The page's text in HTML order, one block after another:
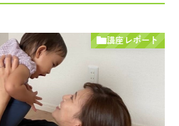
講座レポート